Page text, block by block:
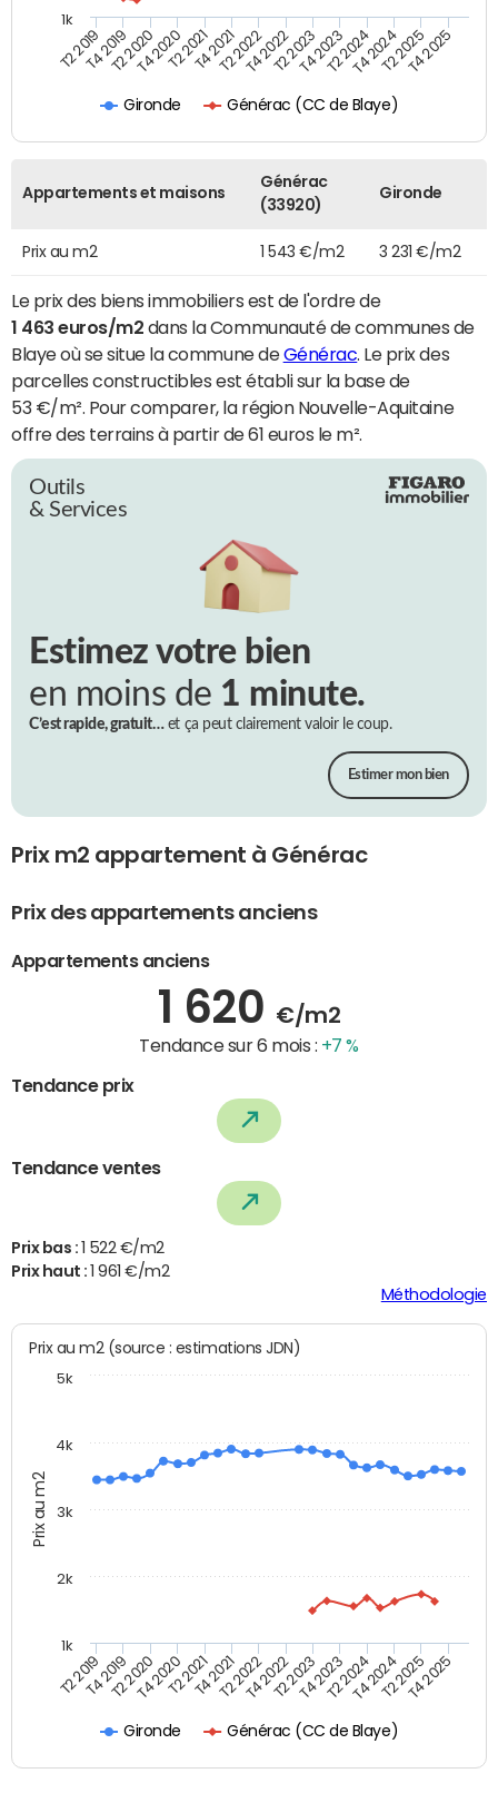
Gironde Générac (CC de Blaye)
T2 2019T4 2019T2 2020T4 2020T2 2021T4 2021T2 2022T4 2022T2 2023T4 2023T2 2024T4 2024T2 2025T4 2025
1k
Appartements et maisons
Générac
(33920)
Gironde
Prix au m2 1 543 €/m2 3 231 €/m2
Le prix des biens immobiliers est de l'ordre de
1 463 euros/m2 dans la Communauté de communes de
Blaye où se situe la commune deGénérac . Le prix des
parcelles constructibles est établi sur la base de
53 €/m². Pour comparer, la région Nouvelle-Aquitaine
offre des terrains à partir de 61 euros le m².
Outils
& Services
Estimez votre bien
en moins de 1 minute.
C’est rapide, gratuit…et ça peut clairement valoir le coup.
Estimer mon bien
Prix m2 appartement à Générac
Prix des appartements anciens
Appartements anciens
1 620 €/m2
Tendance sur 6 mois : +7 %
Tendance prix
Tendance ventes
Prix bas : 1 522 €/m2
Prix haut :1 961 €/m2
Méthodologie
Prix au m2
Prix au m2 (source : estimations JDN)
Gironde Générac (CC de Blaye)
T2 2019T4 2019T2 2020T4 2020T2 2021T4 2021T2 2022T4 2022T2 2023T4 2023T2 2024T4 2024T2 2025T4 2025
1k
2k
3k
4k
5k